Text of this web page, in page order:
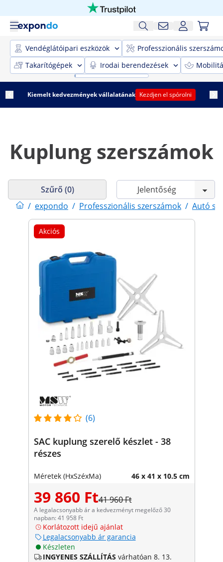
Vendéglátóipari eszközök
Professzionális
Takarítógépek
Irodai berendezések
Kiemelt kedvezmények vállalatának Kezdjen el spórolni
Kuplung szerszámok
/ expondo / Professzionális szerszámok / Autó
Szűrő (0)
Akciós
(6)
SAC kuplung szerelő készlet - 38
részes
Méretek (HxSzéxMa) 46 x 41 x 10.5 cm
39 860 Ft41 960 Ft
A legalacsonyabb ár a kedvezményt megelőző 30
napban: 41 958 Ft
Korlátozott idejű ajánlat
Legalacsonyabb ár garancia
Készleten
INGYENES SZÁLLÍTÁS várhatóan 8. 13.